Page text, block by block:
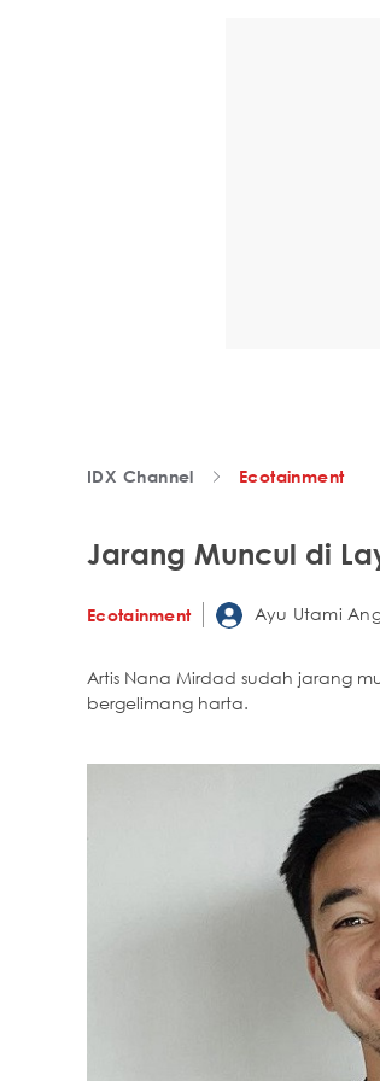
IDX Channel Ecotainment
Jarang Muncul di
Ecotainment Ayu Utami
Artis Nana Mirdad sudah jarang
bergelimang harta.